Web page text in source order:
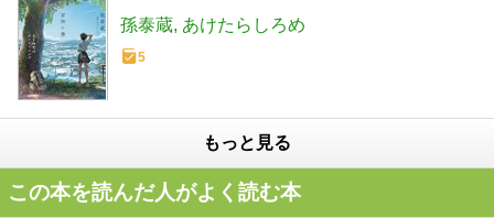
孫泰蔵 あけたらしろめ
5
もっと見る
この本を読んだ人がよく読む本